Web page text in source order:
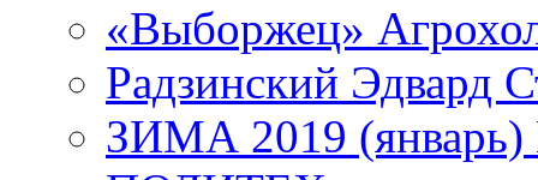
«Выборжец»
Радзинский Эдвард
ЗИМА 2019 (январь)